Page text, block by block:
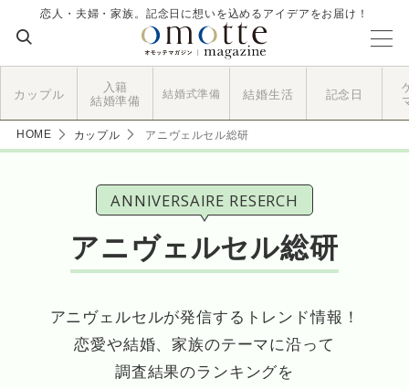
恋人・夫婦・家族。記念日に想いを込めるアイデアをお届け！
カップル
入籍
結婚準備
結婚式準備 結婚生活 記念日
HOME カップル アニヴェルセル総研
ANNIVERSAIRE RESERCH
アニヴェルセル総研
アニヴェルセルが発信するトレンド情報！
恋愛や結婚、家族のテーマに沿って
調査結果のランキングを